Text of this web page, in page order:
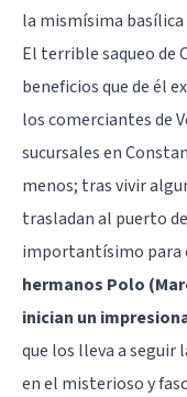
la mismísima basílica
El terrible saqueo de
beneficios que de él
los comerciantes de
sucursales en
menos; tras vivir
trasladan al puerto
importantísimo para
hermanos Polo
inician un
que los lleva a seguir
en el misterioso y